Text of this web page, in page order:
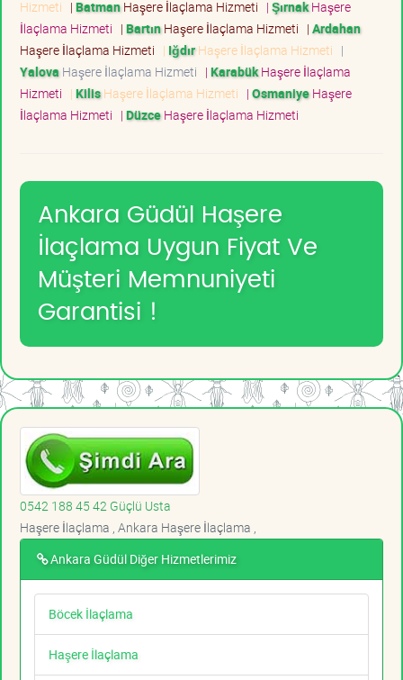
Hizmeti | BatmanHaşere İlaçlama Hizmeti | ŞırnakHaşere
İlaçlama Hizmeti | BartınHaşere İlaçlama Hizmeti | Ardahan
Haşere İlaçlama Hizmeti | IğdırHaşere İlaçlama Hizmeti |
Yalova Haşere İlaçlama Hizmeti | KarabükHaşere İlaçlama
Hizmeti | KilisHaşere İlaçlama Hizmeti | OsmaniyeHaşere
İlaçlama Hizmeti | DüzceHaşere İlaçlama Hizmeti
Ankara Güdül Haşere
İlaçlama Uygun Fiyat Ve
Müşteri Memnuniyeti
Garantisi !
0542 188 45 42 Güçlü Usta
Haşere İlaçlama , Ankara Haşere İlaçlama ,
Ankara Güdül Diğer Hizmetlerimiz
Böcek İlaçlama
Haşere İlaçlama